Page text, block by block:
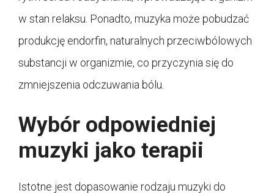
w stan relaksu. Ponadto, muzyka może pobudzać
produkcję endorfin, naturalnych przeciwbólowych
substancji w organizmie, co przyczynia się do
zmniejszenia odczuwania bólu.
Wybór odpowiedniej
muzyki jako terapii
Istotne jest dopasowanie rodzaju muzyki do